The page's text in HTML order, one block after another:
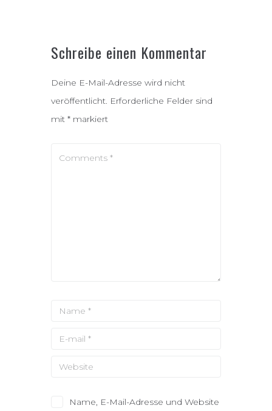
Schreibe einen Kommentar
Deine E-Mail-Adresse wird nicht
veröffentlicht. Erforderliche Felder sind
mit * markiert
Name, E-Mail-Adresse und Website